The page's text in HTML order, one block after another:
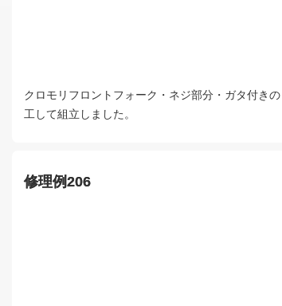
クロモリフロントフォーク・ネジ部分・ガタ付き
工して組立しました。
修理例206